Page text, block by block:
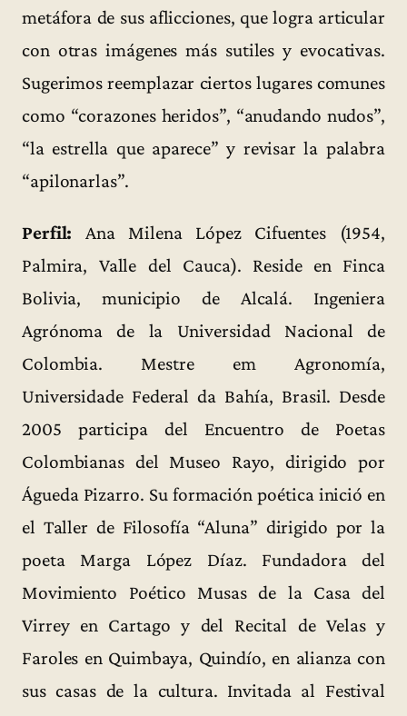
metáfora de sus aflicciones, que logra articular
con otras imágenes más sutiles y evocativas.
Sugerimos reemplazar ciertos lugares comunes
como “corazones heridos”, “anudando nudos”,
“la estrella que aparece” y revisar la palabra
“apilonarlas”.
Perfil: Ana Milena López Cifuentes (1954,
Palmira, Valle del Cauca). Reside en Finca
Bolivia, municipio de Alcalá. Ingeniera
Agrónoma de la Universidad Nacional de
Colombia. Mestre em Agronomía,
Universidade Federal da Bahía, Brasil. Desde
2005 participa del Encuentro de Poetas
Colombianas del Museo Rayo, dirigido por
Águeda Pizarro. Su formación poética inició en
el Taller de Filosofía “Aluna” dirigido por la
poeta Marga López Díaz. Fundadora del
Movimiento Poético Musas de la Casa del
Virrey en Cartago y del Recital de Velas y
Faroles en Quimbaya, Quindío, en alianza con
sus casas de la cultura. Invitada al Festival